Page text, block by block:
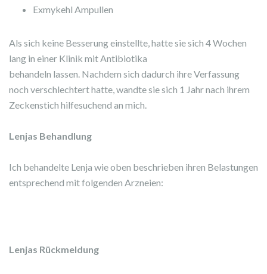
Exmykehl Ampullen
Als sich keine Besserung einstellte, hatte sie sich 4 Wochen
lang in einer Klinik mit Antibiotika
behandeln lassen. Nachdem sich dadurch ihre Verfassung
noch verschlechtert hatte, wandte sie sich 1 Jahr nach ihrem
Zeckenstich hilfesuchend an mich.
Lenjas Behandlung
Ich behandelte Lenja wie oben beschrieben ihren Belastungen
entsprechend mit folgenden Arzneien:
Lenjas Rückmeldung